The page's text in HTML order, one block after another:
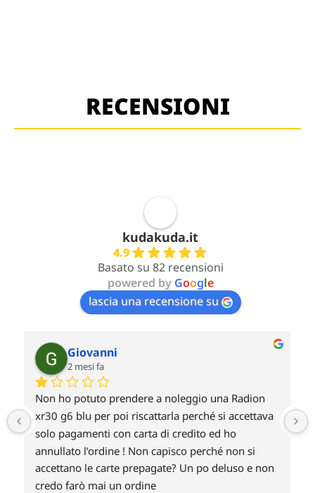
RECENSIONI
kudakuda.it
4.9
Basato su 82 recensioni
powered by Google
lascia una recensione su
Giovanni
2 mesi fa
Non ho potuto prendere a noleggio una Radion
xr30 g6 blu per poi riscattarla perché si accettava
solo pagamenti con carta di credito ed ho
annullato l’ordine ! Non capisco perché non si
accettano le carte prepagate? Un po deluso e non
credo farò mai un ordine